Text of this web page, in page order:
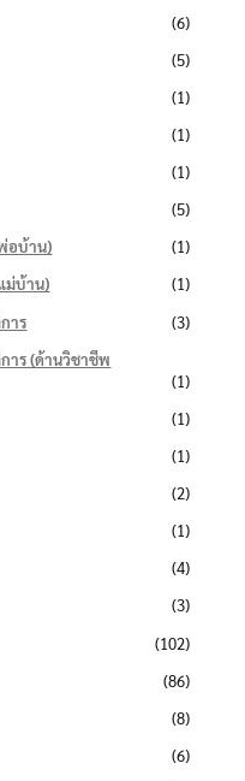
(6)
(5)
(1)
(1)
(1)
(5)
อบ้าน)
(1)
ม่บ้าน)
(1)
าร
(3)
าร (ด้านวิชาชีพ
(1)
(1)
(1)
(2)
(1)
(4)
(3)
(102)
(86)
(8)
(6)